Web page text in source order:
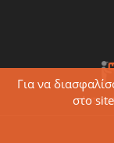
Για να
στο